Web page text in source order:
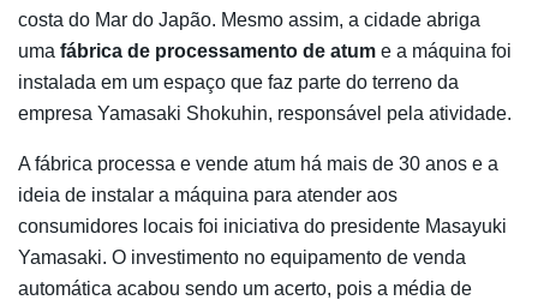
costa do Mar do Japão. Mesmo assim, a cidade abriga
uma fábrica de processamento de atum e a máquina foi
instalada em um espaço que faz parte do terreno da
empresa Yamasaki Shokuhin, responsável pela atividade.
A fábrica processa e vende atum há mais de 30 anos e a
ideia de instalar a máquina para atender aos
consumidores locais foi iniciativa do presidente Masayuki
Yamasaki. O investimento no equipamento de venda
automática acabou sendo um acerto, pois a média de